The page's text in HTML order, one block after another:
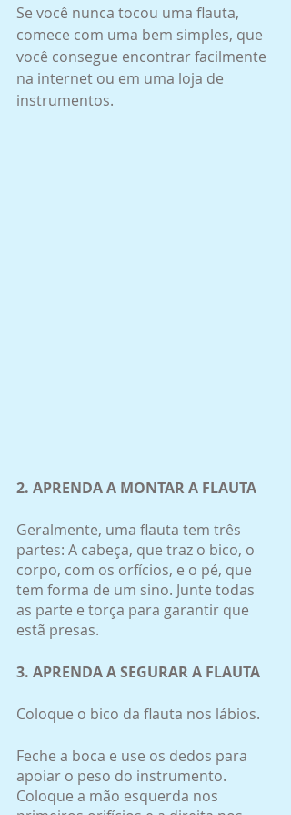
Se você nunca tocou uma flauta,
comece com uma bem simples, que
você consegue encontrar facilmente
na internet ou em uma loja de
instrumentos.
2. APRENDA A MONTAR A FLAUTA
Geralmente, uma flauta tem três
partes: A cabeça, que traz o bico, o
corpo, com os orfícios, e o pé, que
tem forma de um sino. Junte todas
as parte e torça para garantir que
estã presas.
3. APRENDA A SEGURAR A FLAUTA
Coloque o bico da flauta nos lábios.
Feche a boca e use os dedos para
apoiar o peso do instrumento.
Coloque a mão esquerda nos